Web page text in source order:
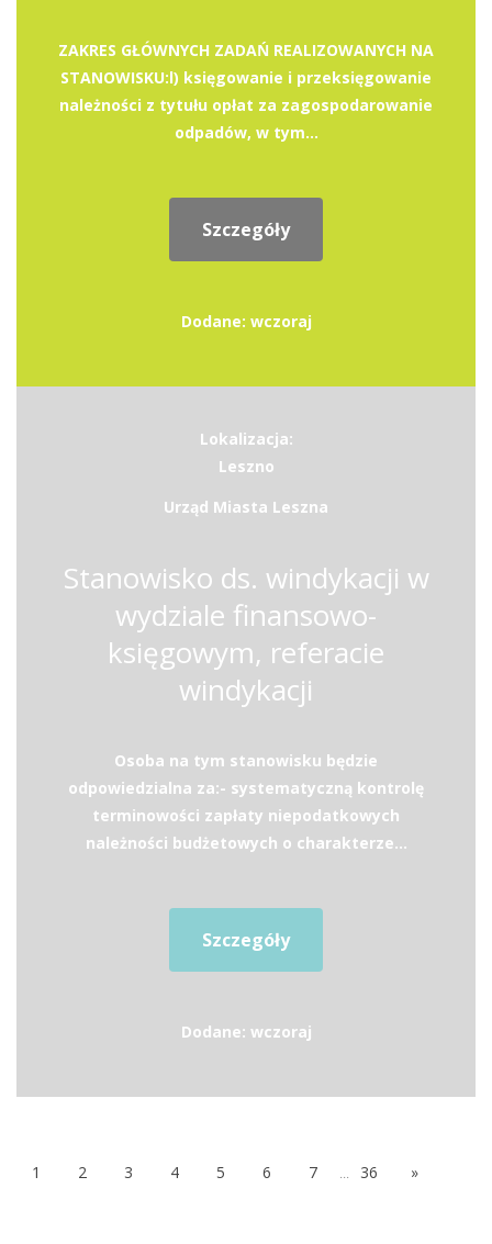
ZAKRES GŁÓWNYCH ZADAŃ REALIZOWANYCH NA
STANOWISKU:l) księgowanie i przeksięgowanie
należności z tytułu opłat za zagospodarowanie
odpadów, w tym...
Szczegóły
Dodane: wczoraj
Lokalizacja:
Leszno
Urząd Miasta Leszna
Stanowisko ds. windykacji w
wydziale finansowo-
księgowym, referacie
windykacji
Osoba na tym stanowisku będzie
odpowiedzialna za:- systematyczną kontrolę
terminowości zapłaty niepodatkowych
należności budżetowych o charakterze...
Szczegóły
Dodane: wczoraj
1 2 3 4 5 6 7 ... 36 »